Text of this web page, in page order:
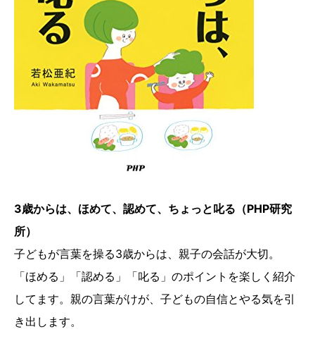
3歳からは、ほめて、認めて、ちょっと叱る（PHP研究
所）
子どもが言葉を操る3歳からは、親子の会話が大切。
「ほめる」「認める」「叱る」のポイントを楽しく紹介
してます。親の言葉がけが、子どもの自信とやる気を引
き出します。